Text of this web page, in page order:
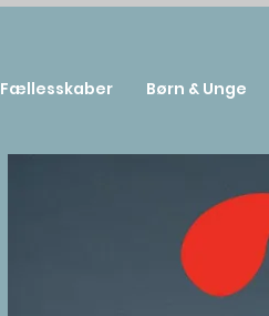
Fællesskaber Børn & Unge